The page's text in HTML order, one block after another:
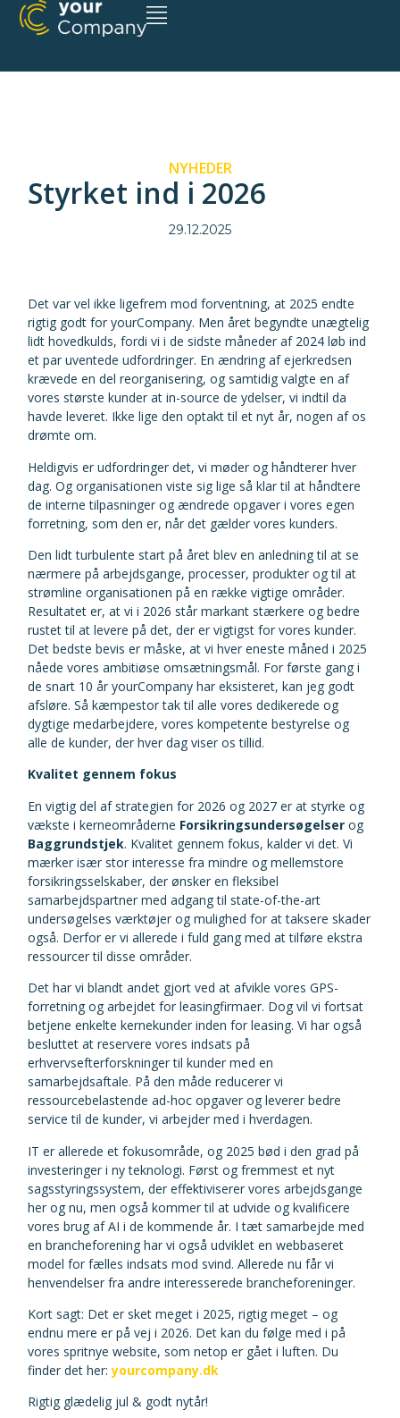
NYHEDER
Styrket ind i 2026
29.12.2025
Det var vel ikke ligefrem mod forventning, at 2025 endte
rigtig godt for yourCompany. Men året begyndte unægtelig
lidt hovedkulds, fordi vi i de sidste måneder af 2024 løb ind
et par uventede udfordringer. En ændring af ejerkredsen
krævede en del reorganisering, og samtidig valgte en af
vores største kunder at in-source de ydelser, vi indtil da
havde leveret. Ikke lige den optakt til et nyt år, nogen af os
drømte om.
Heldigvis er udfordringer det, vi møder og håndterer hver
dag. Og organisationen viste sig lige så klar til at håndtere
de interne tilpasninger og ændrede opgaver i vores egen
forretning, som den er, når det gælder vores kunders.
Den lidt turbulente start på året blev en anledning til at se
nærmere på arbejdsgange, processer, produkter og til at
strømline organisationen på en række vigtige områder.
Resultatet er, at vi i 2026 står markant stærkere og bedre
rustet til at levere på det, der er vigtigst for vores kunder.
Det bedste bevis er måske, at vi hver eneste måned i 2025
nåede vores ambitiøse omsætningsmål. For første gang i
de snart 10 år yourCompany har eksisteret, kan jeg godt
afsløre. Så kæmpestor tak til alle vores dedikerede og
dygtige medarbejdere, vores kompetente bestyrelse og
alle de kunder, der hver dag viser os tillid.
Kvalitet gennem fokus
En vigtig del af strategien for 2026 og 2027 er at styrke og
vækste i kerneområderne Forsikringsundersøgelser og
Baggrundstjek. Kvalitet gennem fokus, kalder vi det. Vi
mærker især stor interesse fra mindre og mellemstore
forsikringsselskaber, der ønsker en fleksibel
samarbejdspartner med adgang til state-of-the-art
undersøgelses værktøjer og mulighed for at taksere skader
også. Derfor er vi allerede i fuld gang med at tilføre ekstra
ressourcer til disse områder.
Det har vi blandt andet gjort ved at afvikle vores GPS-
forretning og arbejdet for leasingfirmaer. Dog vil vi fortsat
betjene enkelte kernekunder inden for leasing. Vi har også
besluttet at reservere vores indsats på
erhvervsefterforskninger til kunder med en
samarbejdsaftale. På den måde reducerer vi
ressourcebelastende ad-hoc opgaver og leverer bedre
service til de kunder, vi arbejder med i hverdagen.
IT er allerede et fokusområde, og 2025 bød i den grad på
investeringer i ny teknologi. Først og fremmest et nyt
sagsstyringssystem, der effektiviserer vores arbejdsgange
her og nu, men også kommer til at udvide og kvalificere
vores brug af AI i de kommende år. I tæt samarbejde med
en brancheforening har vi også udviklet en webbaseret
model for fælles indsats mod svind. Allerede nu får vi
henvendelser fra andre interesserede brancheforeninger.
Kort sagt: Det er sket meget i 2025, rigtig meget – og
endnu mere er på vej i 2026. Det kan du følge med i på
vores spritnye website, som netop er gået i luften. Du
finder det her:yourcompany.dk
Rigtig glædelig jul & godt nytår!